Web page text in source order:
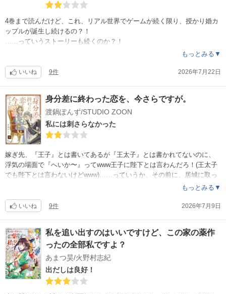
4巻まで読んだけど、これ、リアル世界でゲームが続く限り、授かり婚カ
ップルが誕生し続けるの？！
……っていうストーリーも続くのか？！
きてまだ話続く上に3組目のデキ婚話？！
て王子と侍女？行儀見習いならまだしも、メイド服の完全に『使用人』
じゃない。ありえないって。いくら、ファンタジーで何でもありと言っ
ても品の無い描き方は私は許せない。品性もとより、倫理感もどうなの
よ？1組目だけならまだしも、同じ学校で婚前妊婦再び……貴族の子女が
通う学校がこれ？
もっとみる▼
いいね 9件 2026年7月22日
身分差に終わった恋を、今さらですが。
渡鍋ぽんず/STUDIO ZOON
私には刺さらなかった
嫁ぎ先、『王子』とは書いてあるが『王太子』とは書かれてないのに、
浮気の場面で『へいか〜』ってwww王子に陛下とは言わんだろ！(王太子
でも陛下とは言わないけどwww)……っていうか、その前に、居城に取っ
かえ引っ変え女連れ込んでるのに王も王妃も黙認というご都合主義なの
設定が浅すぎる。刺されて川に落ちたのにピンピンしてるのもありえな
ご都合どころか、あとから浮かんだストーリーとかをバンバン組み込ん
で暴走・迷走しそうな気配w
あと、好みの問題だけど作画が……ちょっと雑。
もっとみる▼
いいね 9件 2026年7月9日
私を追い出すのはいいですけど、この家の薬作
ったの全部私ですよ？
あまつ昊/火野村志紀
出だしは良好！